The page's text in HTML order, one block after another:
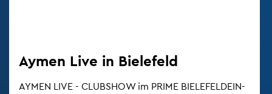
Aymen Live in Bie­le­feld
AYMEN LIVE - CLUB­SHOW im PRIME BIE­LE­FELD­EIN­